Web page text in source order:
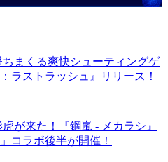
ちまくる爽快シューティングゲ
ラストラッシュ』リリース！
が来た！『鋼嵐 - メカラシ』
コラボ後半が開催！